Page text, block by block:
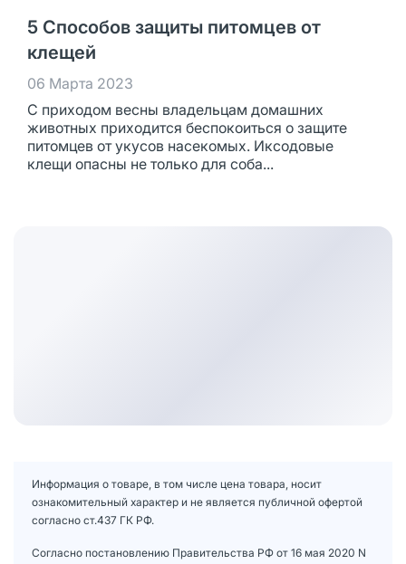
5 Способов защиты питомцев от
клещей
06 Марта 2023
С приходом весны владельцам домашних
животных приходится беспокоиться о защите
питомцев от укусов насекомых. Иксодовые
клещи опасны не только для соба...
Информация о товаре, в том числе цена товара, носит
ознакомительный характер и не является публичной офертой
согласно ст.437 ГК РФ.
Согласно постановлению Правительства РФ от 16 мая 2020 N